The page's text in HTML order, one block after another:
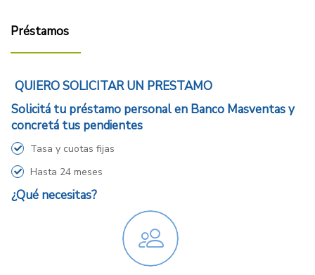
Préstamos
QUIERO SOLICITAR UN PRESTAMO
Solicitá tu préstamo personal en Banco Masventas y
concretá tus pendientes
Tasa y cuotas fijas
Hasta 24 meses
¿Qué necesitas?